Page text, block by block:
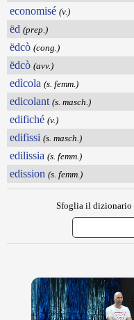
economisé (v.)
ëd (prep.)
ëdcò (cong.)
ëdcò (avv.)
edìcola (s. femm.)
edicolant (s. masch.)
edifiché (v.)
edifissi (s. masch.)
edilissia (s. femm.)
edission (s. femm.)
Sfoglia il dizionario